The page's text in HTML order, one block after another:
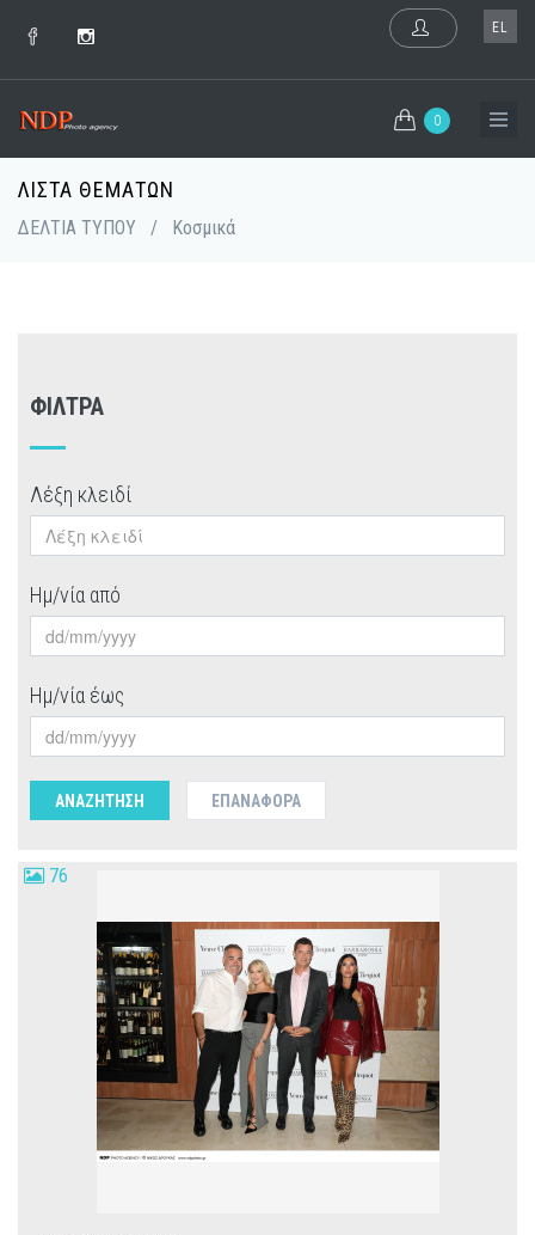
EL
0
ΛΊΣΤΑ ΘΕΜΆΤΩΝ
ΔΕΛΤΙΑ ΤΥΠΟΥ / Κοσμικά
ΦΊΛΤΡΑ
Λέξη κλειδί
Ημ/νία από
Ημ/νία έως
ΑΝΑΖΗΤΗΣΗ ΕΠΑΝΑΦΟΡΆ
76